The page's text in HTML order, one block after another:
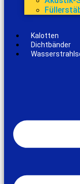
Kalotten
Dichtbänder